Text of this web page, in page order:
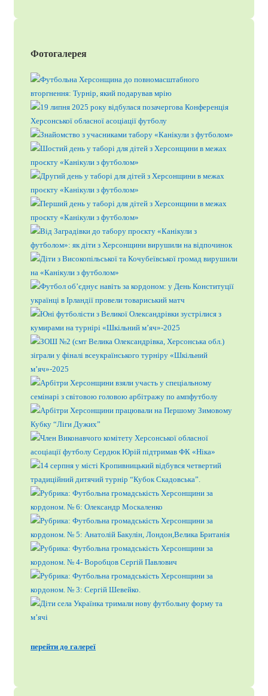
Фотогалерея
перейти до галереї